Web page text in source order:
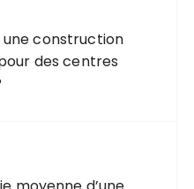
construction
des centres